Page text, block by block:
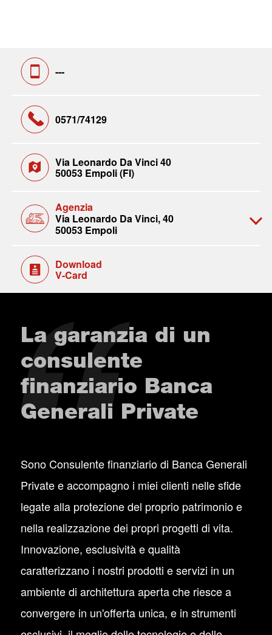
---
0571/74129
Via Leonardo Da Vinci 40
50053 Empoli (FI)
Agenzia
Via Leonardo Da Vinci, 40
50053 Empoli
Download
V-Card
La garanzia di un
consulente
finanziario Banca
Generali Private
Sono Consulente finanziario di Banca Generali
Private e accompagno i miei clienti nelle sfide
legate alla protezione del proprio patrimonio e
nella realizzazione dei propri progetti di vita.
Innovazione, esclusività e qualità
caratterizzano i nostri prodotti e servizi in un
ambiente di architettura aperta che riesce a
convergere in un'offerta unica, e in strumenti